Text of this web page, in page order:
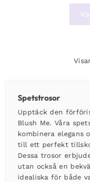
Spetstrosor
Upptäck den
Blush Me. Våra
kombinera elegans
till ett perfekt
Dessa trosor
utan också en
idealiska för både